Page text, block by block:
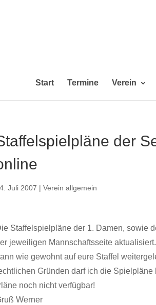
Start Termine Verein
der
Juli 2007 | Verein allgemein
Staffelspielpläne der 1. Damen, sowie
jeweiligen Mannschaftsseite
wie gewohnt auf eure Staffel
Gründen darf ich die
noch nicht verfügbar!
Werner